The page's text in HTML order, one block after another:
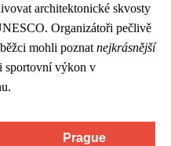
architektonické skvosty
Organizátoři pečlivě
mohli poznat nejkrásnější
sportovní výkon v
Prague